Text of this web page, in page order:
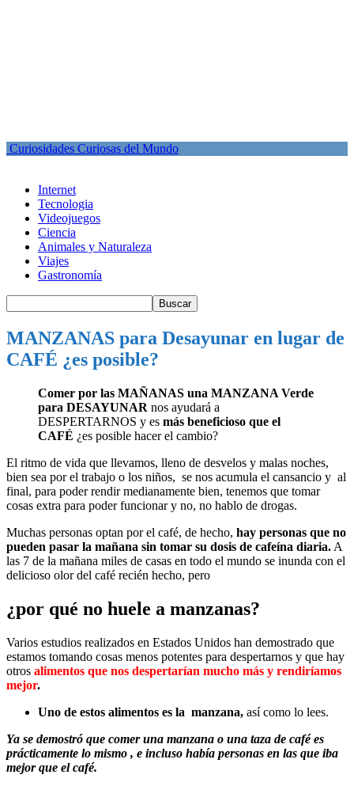
Curiosidades Curiosas del Mundo
Internet
Tecnologia
Videojuegos
Ciencia
Animales y Naturaleza
Viajes
Gastronomía
MANZANAS para Desayunar en lugar de
CAFÉ ¿es posible?
Comer por las MAÑANAS una MANZANA Verde
para DESAYUNAR nos ayudará a
DESPERTARNOS y es más beneficioso que el
CAFÉ ¿es posible hacer el cambio?
El ritmo de vida que llevamos, lleno de desvelos y malas noches,
bien sea por el trabajo o los niños, se nos acumula el cansancio y al
final, para poder rendir medianamente bien, tenemos que tomar
cosas extra para poder funcionar y no, no hablo de drogas.
Muchas personas optan por el café, de hecho, hay personas que no
pueden pasar la mañana sin tomar su dosis de cafeína diaria. A
las 7 de la mañana miles de casas en todo el mundo se inunda con el
delicioso olor del café recién hecho, pero
¿por qué no huele a manzanas?
Varios estudios realizados en Estados Unidos han demostrado que
estamos tomando cosas menos potentes para despertarnos y que hay
otros alimentos que nos despertarían mucho más y rendiríamos
mejor.
Uno de estos alimentos es la manzana, así como lo lees.
Ya se demostró que comer una manzana o una taza de café es
prácticamente lo mismo , e incluso había personas en las que iba
mejor que el café.